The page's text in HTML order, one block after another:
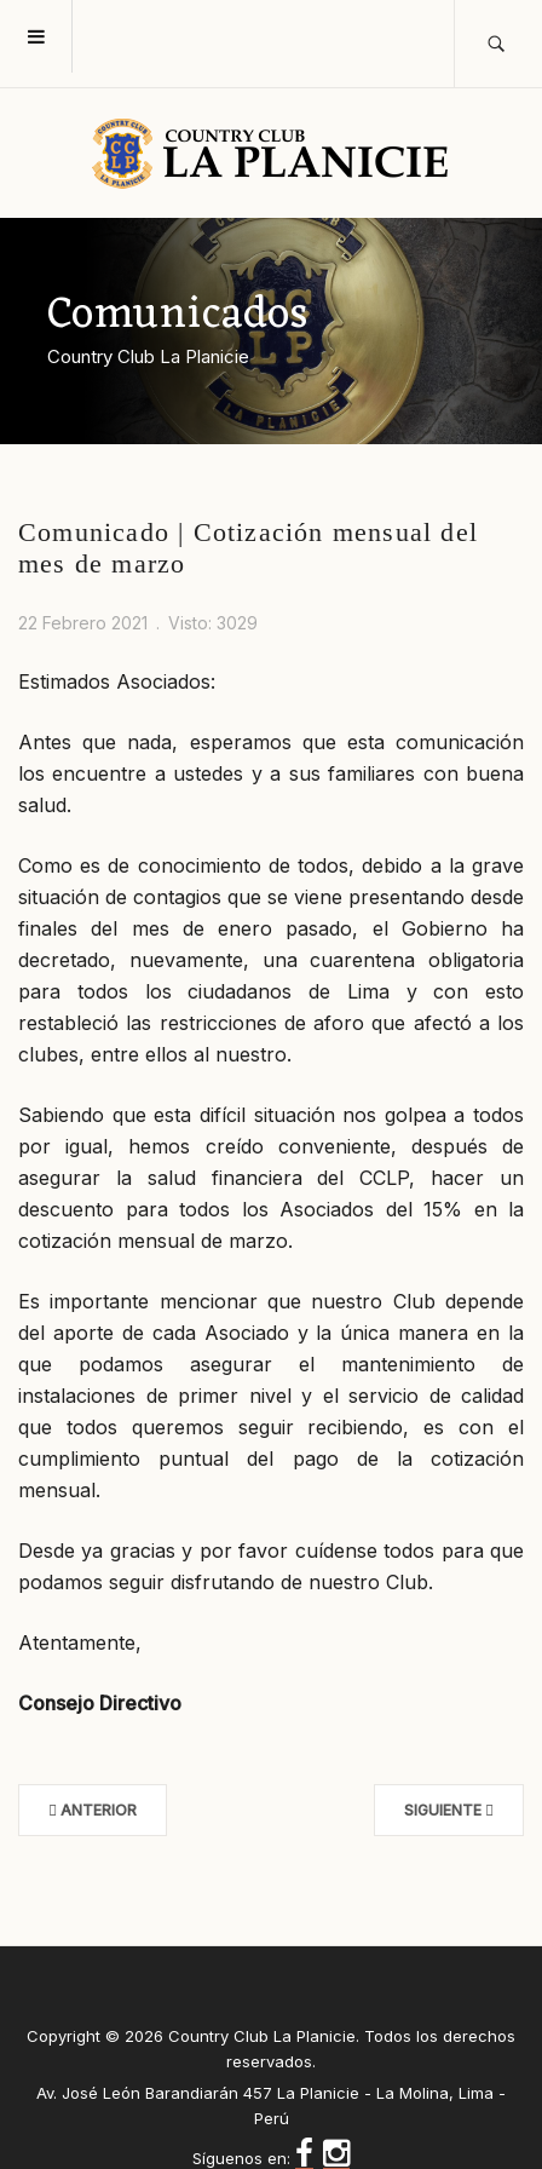
Comunicados
Country Club La Planicie
Comunicado | Cotización mensual del
mes de marzo
22 Febrero 2021 Visto: 3029
Estimados Asociados:
Antes que nada, esperamos que esta comunicación
los encuentre a ustedes y a sus familiares con buena
salud.
Como es de conocimiento de todos, debido a la grave
situación de contagios que se viene presentando desde
finales del mes de enero pasado, el Gobierno ha
decretado, nuevamente, una cuarentena obligatoria
para todos los ciudadanos de Lima y con esto
restableció las restricciones de aforo que afectó a los
clubes, entre ellos al nuestro.
Sabiendo que esta difícil situación nos golpea a todos
por igual, hemos creído conveniente, después de
asegurar la salud financiera del CCLP, hacer un
descuento para todos los Asociados del 15% en la
cotización mensual de marzo.
Es importante mencionar que nuestro Club depende
del aporte de cada Asociado y la única manera en la
que podamos asegurar el mantenimiento de
instalaciones de primer nivel y el servicio de calidad
que todos queremos seguir recibiendo, es con el
cumplimiento puntual del pago de la cotización
mensual.
Desde ya gracias y por favor cuídense todos para que
podamos seguir disfrutando de nuestro Club.
Atentamente,
Consejo Directivo
ANTERIOR SIGUIENTE
Copyright © 2026 Country Club La Planicie. Todos los derechos
reservados.
Av. José León Barandiarán 457 La Planicie - La Molina, Lima -
Perú
Síguenos en: